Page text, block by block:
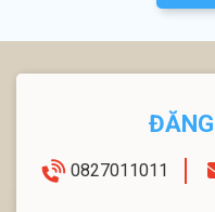
0827011011